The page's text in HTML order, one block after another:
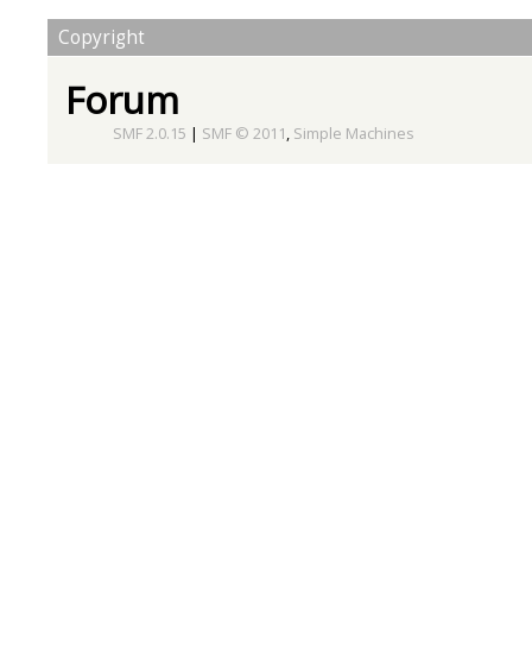
Copyright
Forum
SMF 2.0.15 | SMF © 2011, Simple Machines